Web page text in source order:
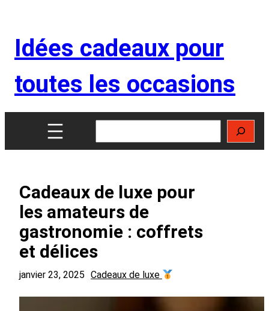
contenu
Idées cadeaux pour
toutes les occasions
Cadeaux de luxe pour
les amateurs de
gastronomie : coffrets
et délices
janvier 23, 2025 Cadeaux de luxe